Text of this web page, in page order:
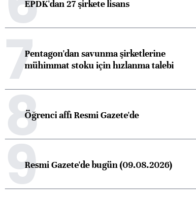
EPDK'dan 27 şirkete lisans
7Pentagon'dan savunma şirketlerine
mühimmat stoku için hızlanma talebi
8Öğrenci affı Resmi Gazete'de
9Resmi Gazete'de bugün (09.08.2026)